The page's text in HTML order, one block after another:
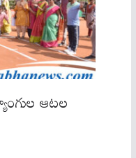
ఆటల